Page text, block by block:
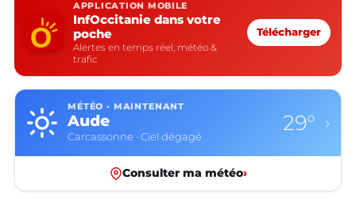
APPLICATION MOBILE
InfOccitanie dans votre
poche
Alertes en temps réel, météo &
trafic
Télécharger
MÉTÉO · MAINTENANT
Aude
Carcassonne · Ciel dégagé
29° ›
Consulter ma météo›